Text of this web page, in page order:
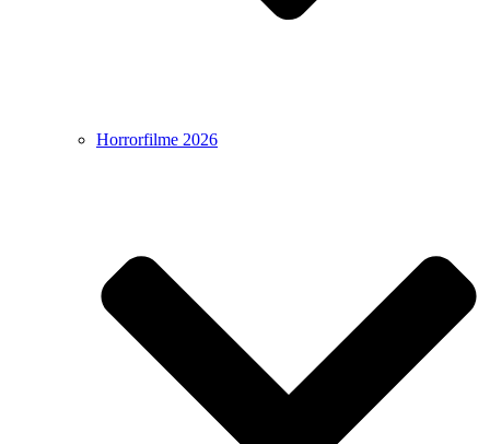
Horrorfilme 2026